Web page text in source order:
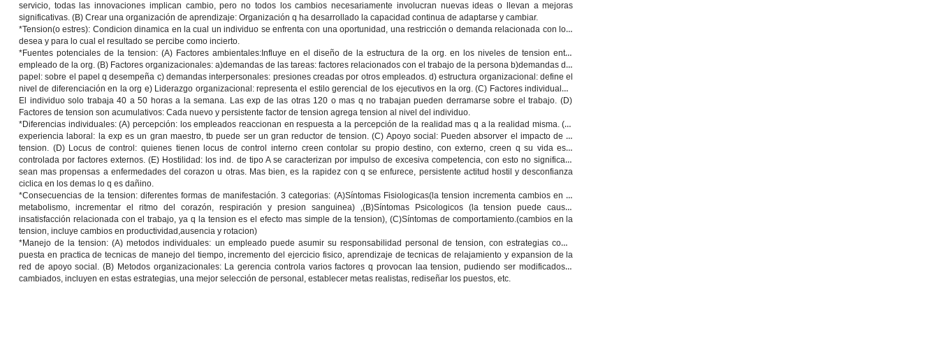
servicio, todas las innovaciones implican cambio, pero no todos los cambios necesariamente involucran nuevas ideas o llevan a mejoras
significativas. (B) Crear una organización de aprendizaje: Organización q ha desarrollado la capacidad continua de adaptarse y cambiar.
*Tension(o estres): Condicion dinamica en la cual un individuo se enfrenta con una oportunidad, una restricción o demanda relacionada con lo q
desea y para lo cual el resultado se percibe como incierto.
*Fuentes potenciales de la tension:(A) Factores ambientales:Influye en el diseño de la estructura de la org. en los niveles de tension entre
empleado de la org. (B) Factores organizacionales: a)demandas de las tareas: factores relacionados con el trabajo de la persona b)demandas del
papel: sobre el papel q desempeña c) demandas interpersonales: presiones creadas por otros empleados. d) estructura organizacional: define el
nivel de diferenciación en la org e) Liderazgo organizacional: representa el estilo gerencial de los ejecutivos en la org. (C) Factores individuales:
El individuo solo trabaja 40 a 50 horas a la semana. Las exp de las otras 120 o mas q no trabajan pueden derramarse sobre el trabajo. (D)
Factores de tension son acumulativos: Cada nuevo y persistente factor de tension agrega tension al nivel del individuo.
*Diferencias individuales:(A)percepción: los empleados reaccionan en respuesta a la percepción de la realidad mas q a la realidad misma. (B)
experiencia laboral: la exp es un gran maestro, tb puede ser un gran reductor de tension. (C) Apoyo social : Pueden absorver el impacto de la
tension. (D) Locus de control: quienes tienen locus de control interno creen contolar su propio destino, con externo, creen q su vida esta
controlada por factores externos. (E) Hostilidad: los ind. de tipo A se caracterizan por impulso de excesiva competencia, con esto no significa q
sean mas propensas a enfermedades del corazon u otras. Mas bien, es la rapidez con q se enfurece, persistente actitud hostil y desconfianza
ciclica en los demas lo q es dañino.
*Consecuencias de la tension:diferentes formas de manifestación. 3 categorias: (A)Síntomas Fisiologicas(la tension incrementa cambios en el
metabolismo, incrementar el ritmo del corazón, respiración y presion sanguinea) ,(B)Síntomas Psicologicos (la tension puede causar
insatisfacción relacionada con el trabajo, ya q la tension es el efecto mas simple de la tension), (C)Síntomas de comportamiento.(cambios en la
tension, incluye cambios en productividad,ausencia y rotacion)
*Manejo de la tension: (A)metodos individuales: un empleado puede asumir su responsabilidad personal de tension, con estrategias como
puesta en practica de tecnicas de manejo del tiempo, incremento del ejercicio fisico, aprendizaje de tecnicas de relajamiento y expansion de la
red de apoyo social. (B) Metodos organizacionales: La gerencia controla varios factores q provocan laa tension, pudiendo ser modificados o
cambiados, incluyen en estas estrategias, una mejor selección de personal, establecer metas realistas, rediseñar los puestos, etc.